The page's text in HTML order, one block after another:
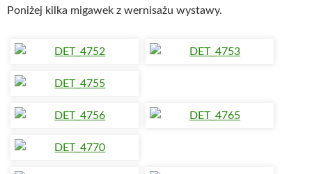
Poniżej kilka migawek z wernisażu wystawy.